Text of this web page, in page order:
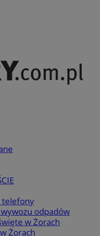
telefony
odpadów
w Żorach
Żorach